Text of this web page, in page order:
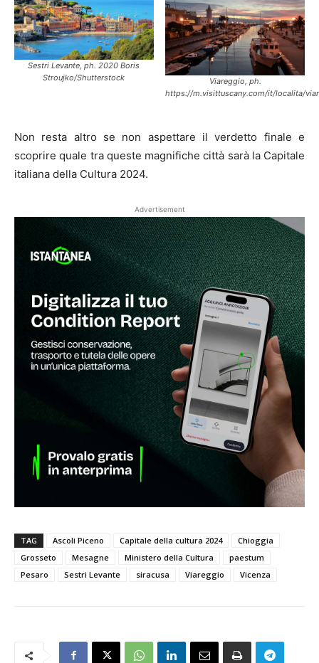
Sestri Levante, ph. 2020 Boris
Stroujko/Shutterstock
Viareggio, ph.
https://m.visittuscany.com/it/localita/
Non resta altro se non aspettare il verdetto finale e
scoprire quale tra queste magnifiche città sarà la Capitale
italiana della Cultura 2024.
Advertisement
TAG Ascoli Piceno Capitale della cultura 2024
Chioggia
Grosseto
Mesagne Ministero della Cultura
paestum
Pesaro
Sestri Levante siracusa Viareggio Vicenza